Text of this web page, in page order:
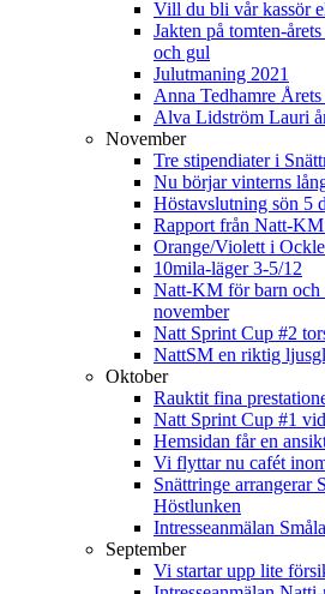
Vill du bli vår kassör
Jakten på tomten-
och gul
Julutmaning 2021
Anna Tedhamre
Alva Lidström Lauri
November
Tre stipendiater i
Nu börjar vinterns
Höstavslutning sön 5
Rapport från Natt-
Orange/Violett i Ockle
10mila-läger 3-5/12
Natt-KM för barn och
november
Natt Sprint Cup #2
NattSM en riktig
Oktober
Rauktit fina
Natt Sprint Cup #1
Hemsidan får en
Vi flyttar nu cafét
Snättringe arrangerar
Höstlunken
Intresseanmälan
September
Vi startar upp lite